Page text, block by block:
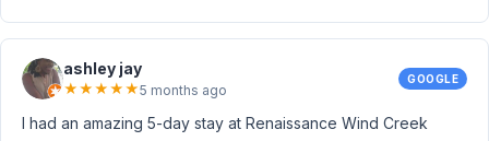
ashley jay
★★★★★5 months ago
GOOGLE
I had an amazing 5-day stay at Renaissance Wind Creek